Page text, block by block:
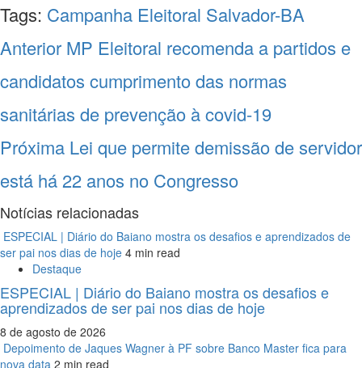
Tags: Campanha Eleitoral Salvador-BA
Navegação
entre
notícias
Anterior MP Eleitoral recomenda a partidos e
candidatos cumprimento das normas
sanitárias de prevenção à covid-19
Próxima Lei que permite demissão de servidor
está há 22 anos no Congresso
Notícias relacionadas
ESPECIAL | Diário do Baiano mostra os desafios e aprendizados de
ser pai nos dias de hoje 4 min read
Destaque
ESPECIAL | Diário do Baiano mostra os desafios e
aprendizados de ser pai nos dias de hoje
8 de agosto de 2026
Depoimento de Jaques Wagner à PF sobre Banco Master fica para
nova data 2 min read